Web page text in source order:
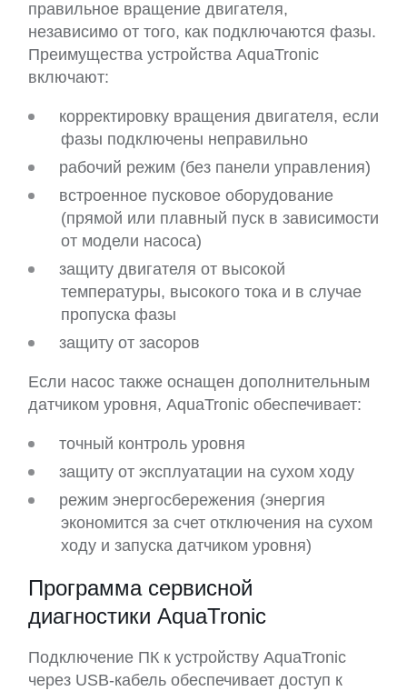
правильное вращение двигателя,
независимо от того, как подключаются фазы.
Преимущества устройства AquaTronic
включают:
корректировку вращения двигателя, если
фазы подключены неправильно
рабочий режим (без панели управления)
встроенное пусковое оборудование
(прямой или плавный пуск в зависимости
от модели насоса)
защиту двигателя от высокой
температуры, высокого тока и в случае
пропуска фазы
защиту от засоров
Если насос также оснащен дополнительным
датчиком уровня, AquaTronic обеспечивает:
точный контроль уровня
защиту от эксплуатации на сухом ходу
режим энергосбережения (энергия
экономится за счет отключения на сухом
ходу и запуска датчиком уровня)
Программа сервисной
диагностики AquaTronic
Подключение ПК к устройству AquaTronic
через USB-кабель обеспечивает доступ к